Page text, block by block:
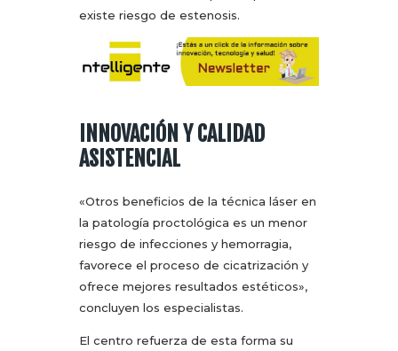
existe riesgo de estenosis.
INNOVACIÓN Y CALIDAD
ASISTENCIAL
«Otros beneficios de la técnica láser en
la patología proctológica es un menor
riesgo de infecciones y hemorragia,
favorece el proceso de cicatrización y
ofrece mejores resultados estéticos»,
concluyen los especialistas.
El centro refuerza de esta forma su